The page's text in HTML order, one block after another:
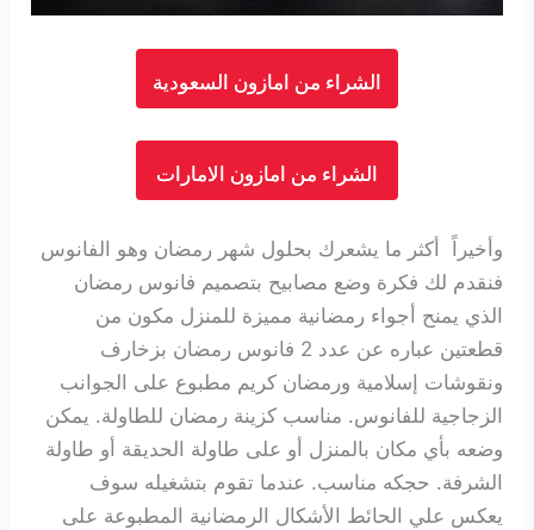
الشراء من امازون السعودية
الشراء من امازون الامارات
وأخيراً أكثر ما يشعرك بحلول شهر رمضان وهو الفانوس
فنقدم لك فكرة وضع مصابيح بتصميم فانوس رمضان
الذي يمنح أجواء رمضانية مميزة للمنزل مكون من
قطعتين عباره عن عدد 2 فانوس رمضان بزخارف
ونقوشات إسلامية ورمضان كريم مطبوع على الجوانب
الزجاجية للفانوس. مناسب كزينة رمضان للطاولة. يمكن
وضعه بأي مكان بالمنزل أو على طاولة الحديقة أو طاولة
الشرفة. حجكه مناسب. عندما تقوم بتشغيله سوف
يعكس علي الحائط الأشكال الرمضانية المطبوعة على